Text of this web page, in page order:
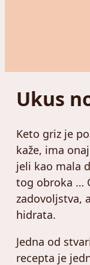
Ukus
Keto griz je
kaže, ima
jeli kao mala
tog obroka …
zadovoljstva,
hidrata.
Jedna od
recepta je